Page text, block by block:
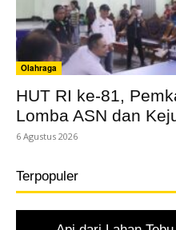
Olahraga
HUT RI ke-81,
Lomba ASN dan
6 Agustus 2026
Terpopuler